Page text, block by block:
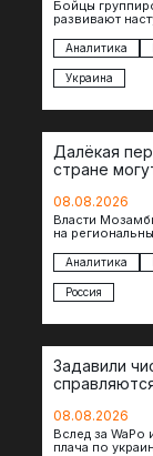
Бойцы
развивают
теснят
участках,
Аналитика
Украина
Далёкая
стране
08.08.2026
Власти
на
обращаются к
Аналитика
Россия
Задавили
08.08.2026
Вслед за
плача по